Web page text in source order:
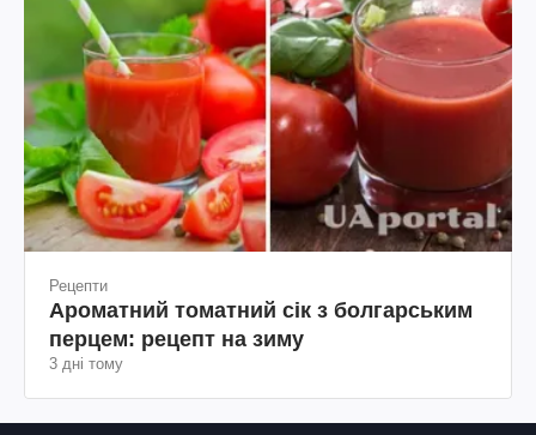
Рецепти
Ароматний томатний сік з болгарським
перцем: рецепт на зиму
3 дні тому